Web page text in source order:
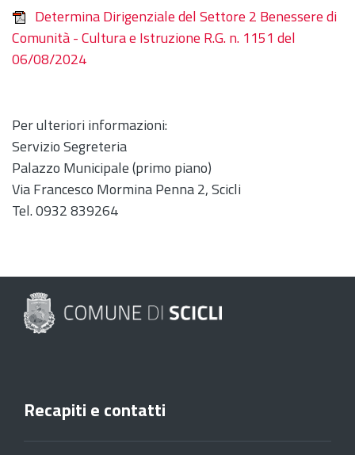
Determina Dirigenziale del Settore 2 Benessere di
Comunità - Cultura e Istruzione R.G. n. 1151 del
06/08/2024
Per ulteriori informazioni:
Servizio Segreteria
Palazzo Municipale (primo piano)
Via Francesco Mormina Penna 2, Scicli
Tel. 0932 839264
Recapiti e contatti